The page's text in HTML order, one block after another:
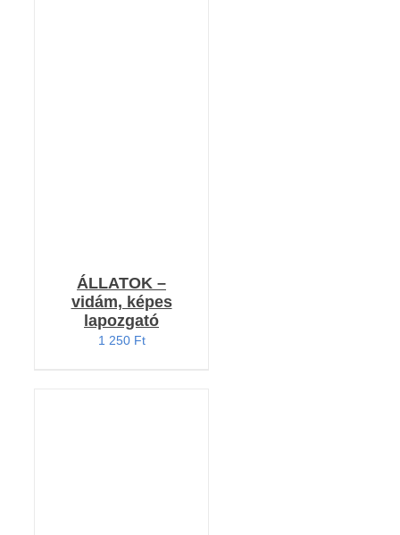
ÁLLATOK –
vidám, képes
lapozgató
1 250 Ft